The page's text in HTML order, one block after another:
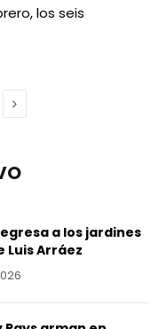
los seis
Next
a los jardines
Luis Arráez